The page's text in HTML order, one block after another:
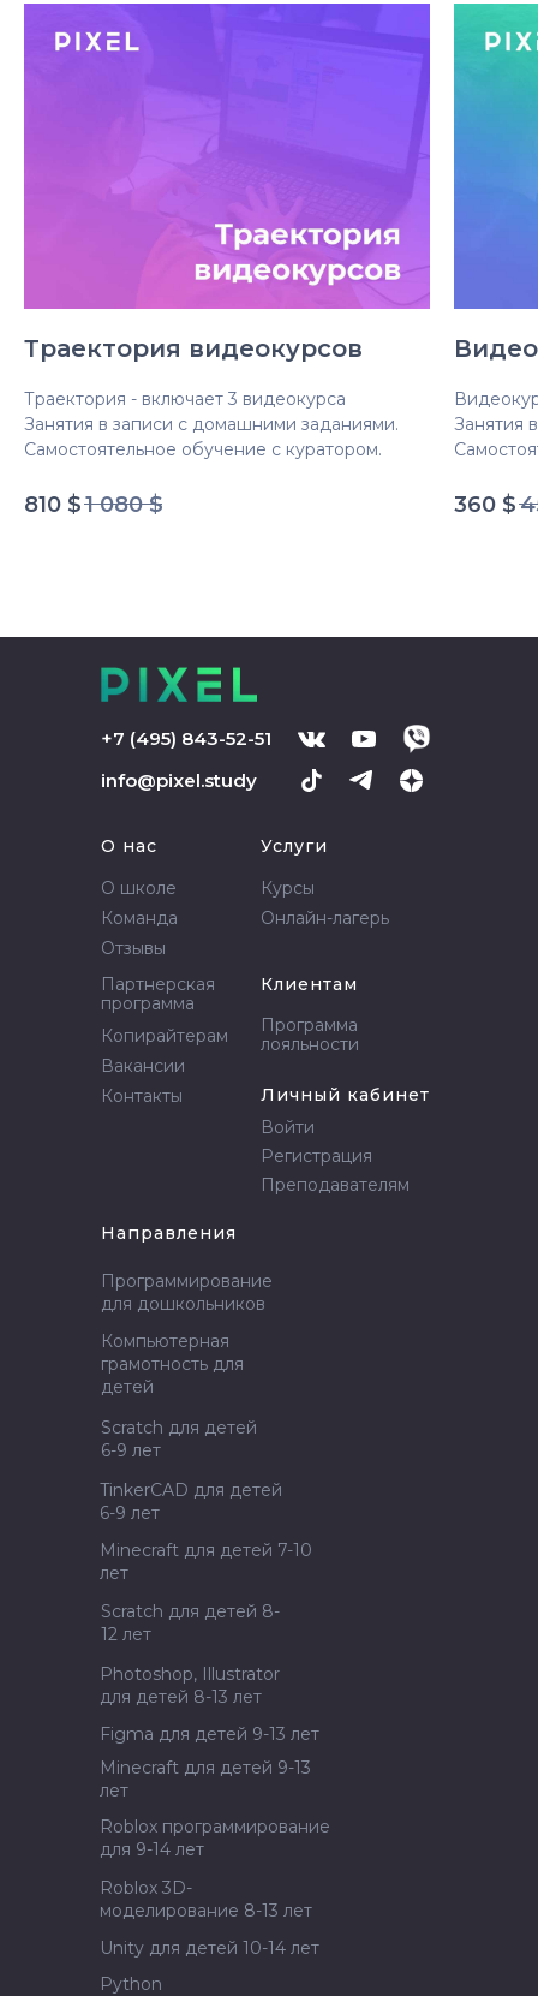
Траектория видеокурсов
Траектория - включает 3 видеокурса
Занятия в записи с домашними заданиями.
Самостоятельное обучение с куратором.
810 $1 080 $
Занятия
360 $
+7 (495) 843-52-51
info@pixel.study
О нас
О школе
Команда
Отзывы
Услуги
Курсы
Онлайн-лагерь
Партнерская
программа
Копирайтерам
Вакансии
Контакты
Программа
лояльности
Клиентам
Направления
Программирование
для дошкольников
Scratch для детей 8-
12 лет
Компьютерная
грамотность для
детей
Minecraft для детей 9-13
лет
Roblox программирование
для 9-14 лет
Unity для детей 10-14 лет
Python
Figma для детей 9-13 лет
Roblox 3D-
моделирование 8-13 лет
Photoshop, Illustrator
для детей 8-13 лет
Личный кабинет
Войти
Регистрация
Преподавателям
Scratch для детей
6-9 лет
Minecraft для детей 7-10
лет
TinkerCAD для детей
6-9 лет